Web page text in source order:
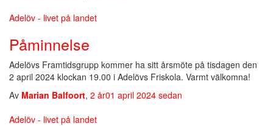
Adelöv - livet på landet
Påminnelse
Adelövs Framtidsgrupp kommer ha sitt årsmöte på tisdagen den
2 april 2024 klockan 19.00 i Adelövs Friskola. Varmt välkomna!
Av Marian Balfoort, 2 år01 april 2024 sedan
Adelöv - livet på landet